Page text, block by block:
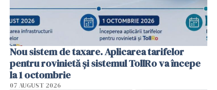
Nou sistem de taxare. Aplicarea tarifelor
pentru rovinietă şi sistemul TollRo va începe
la 1 octombrie
07 AUGUST 2026